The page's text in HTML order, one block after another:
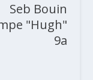
Seb Bouin
"Hugh"
9a